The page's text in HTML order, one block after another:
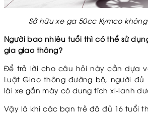
Sở hữu xe ga 50cc Kymco
Người bao nhiêu tuổi thì có thể sử
gia giao thông?
Để trả lời cho câu hỏi này cần dựa
Luật Giao thông đường bộ, người đủ
lái xe gắn máy có dung tích xi-lanh
Vậy là khi các bạn trẻ đã đủ 16 tuổi